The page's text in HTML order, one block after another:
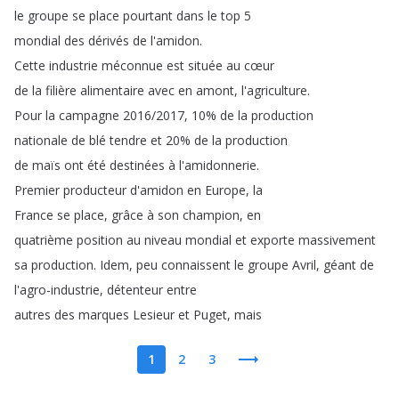
le groupe se place pourtant dans le top 5
mondial des dérivés de l'amidon.
Cette industrie méconnue est située au cœur
de la filière alimentaire avec en amont, l'agriculture.
Pour la campagne 2016/2017, 10% de la production
nationale de blé tendre et 20% de la production
de maïs ont été destinées à l'amidonnerie.
Premier producteur d'amidon en Europe, la
France se place, grâce à son champion, en
quatrième position au niveau mondial et exporte massivement
sa production. Idem, peu connaissent le groupe Avril, géant de
l'agro-industrie, détenteur entre
autres des marques Lesieur et Puget, mais
1 2 3